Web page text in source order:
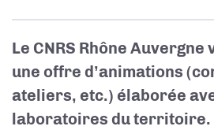
Le CNRS Rhône Auvergne
une offre d’animations
ateliers, etc.) élaborée
laboratoires du territoire.